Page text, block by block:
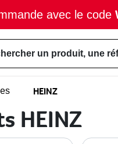
avec le code
un produit, une
HEINZ
HEINZ